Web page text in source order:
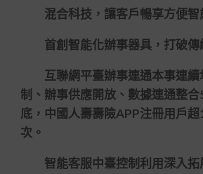
混合科技，讓客戶暢享方便智
首創智能化辦事器具，打破傳
互聯網平臺辦事連通本事連續
制、辦事供應開放、數據連通整
底，中國人壽壽險APP注冊用戶
次。
智能客服中臺控制利用深入拓